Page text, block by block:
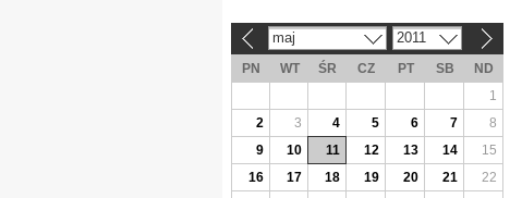
maj 2011
PN WT ŚR CZ PT SB
ND
1
2
3 4 5 6 7
8
9
10 11 12 13 14
15
16
17 18 19 20 21
22